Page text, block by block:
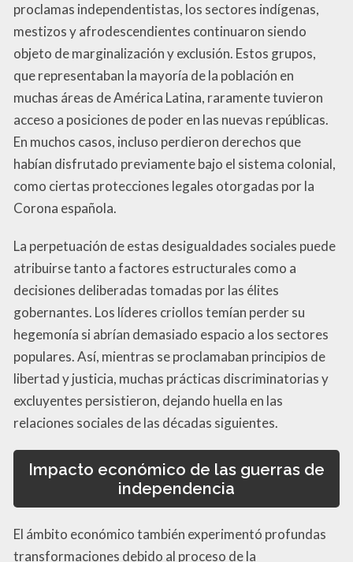
proclamas independentistas, los sectores indígenas,
mestizos y afrodescendientes continuaron siendo
objeto de marginalización y exclusión. Estos grupos,
que representaban la mayoría de la población en
muchas áreas de América Latina, raramente tuvieron
acceso a posiciones de poder en las nuevas repúblicas.
En muchos casos, incluso perdieron derechos que
habían disfrutado previamente bajo el sistema colonial,
como ciertas protecciones legales otorgadas por la
Corona española.
La perpetuación de estas desigualdades sociales puede
atribuirse tanto a factores estructurales como a
decisiones deliberadas tomadas por las élites
gobernantes. Los líderes criollos temían perder su
hegemonía si abrían demasiado espacio a los sectores
populares. Así, mientras se proclamaban principios de
libertad y justicia, muchas prácticas discriminatorias y
excluyentes persistieron, dejando huella en las
relaciones sociales de las décadas siguientes.
Impacto económico de las guerras de
independencia
El ámbito económico también experimentó profundas
transformaciones debido al proceso de la